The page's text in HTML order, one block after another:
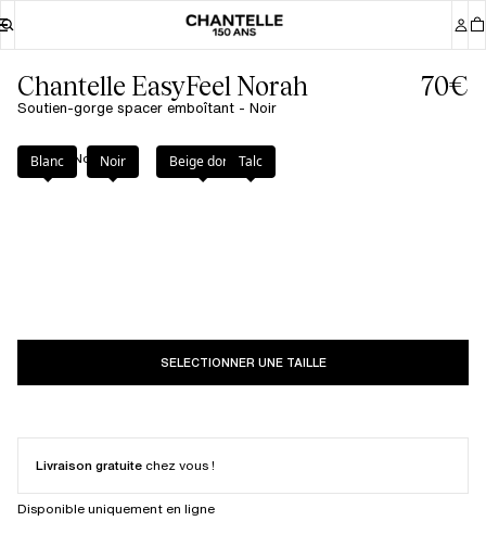
Chantelle EasyFeel Norah
Soutien-gorge spacer emboîtant - Noir
70€
Couleur Noir
Blanc Noir Beige doré Talc
SELECTIONNER UNE TAILLE
Livraison gratuite chez vous !
Disponible uniquement en ligne